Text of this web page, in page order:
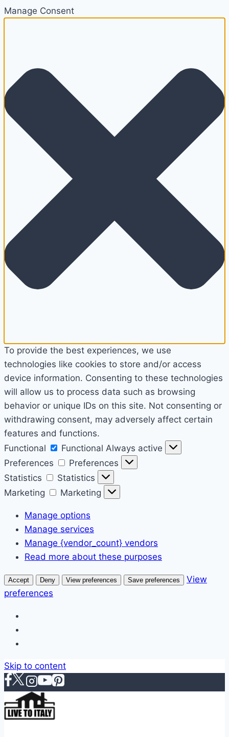
Manage Consent
To provide the best experiences, we use
technologies like cookies to store and/or access
device information. Consenting to these technologies
will allow us to process data such as browsing
behavior or unique IDs on this site. Not consenting or
withdrawing consent, may adversely affect certain
features and functions.
Functional
Functional Always active
Preferences
Preferences
Statistics
Statistics
Marketing
Marketing
Manage options
Manage services
Manage {vendor_count} vendors
Read more about these purposes
Accept Deny View preferences Save preferences
View
preferences
Skip to content